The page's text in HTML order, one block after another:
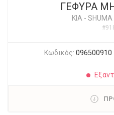
ΓΕΦΥΡΑ
KIA -
Κωδικός: 096500910